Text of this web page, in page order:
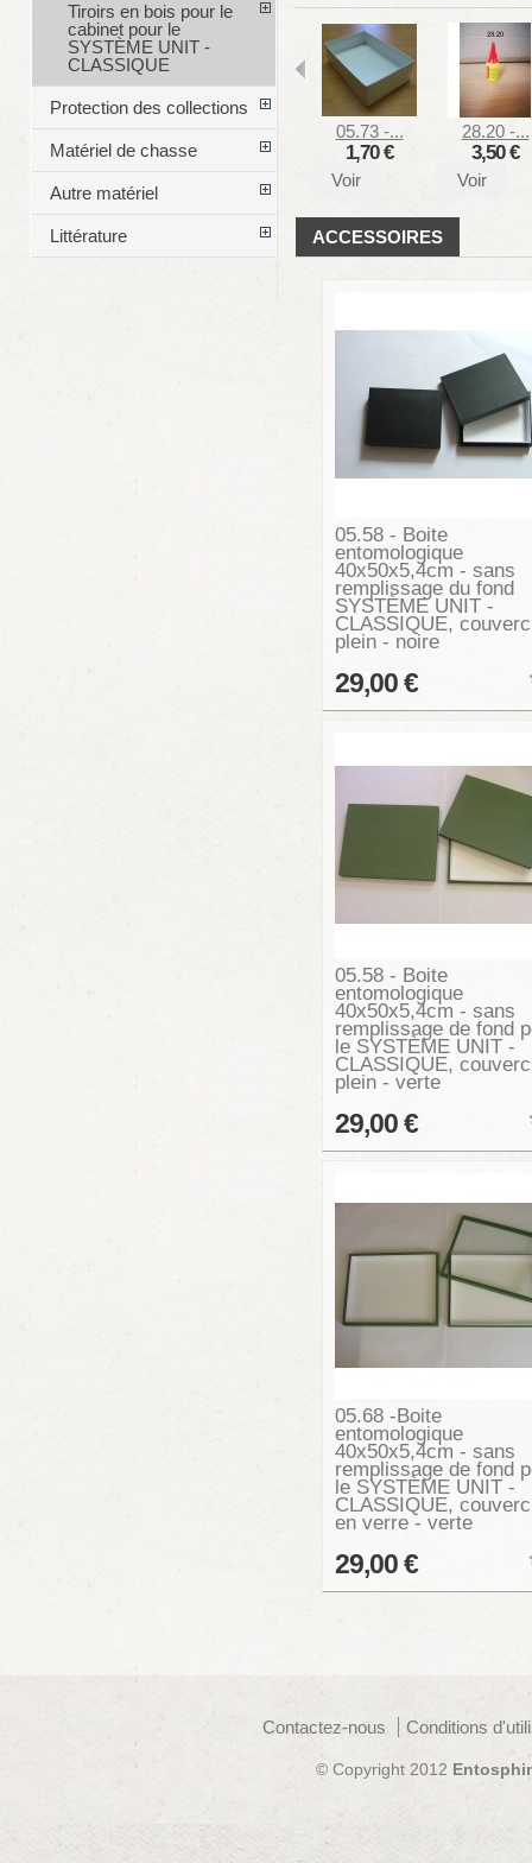
05.73 -...
1,70 €
Voir
28.20 -...
3,50 €
Voir
ACCESSOIRES
05.58 - Boite
entomologique
40x50x5,4cm - sans
remplissage du fond
SYSTÈME UNIT -
CLASSIQUE,
plein - noire
29,00 €
05.58 - Boite
entomologique
40x50x5,4cm - sans
remplissage de fond
le SYSTÈME UNIT -
CLASSIQUE,
plein - verte
29,00 €
05.68 -Boite
entomologique
40x50x5,4cm - sans
remplissage de fond
le SYSTÈME UNIT -
CLASSIQUE,
en verre - verte
29,00 €
Tiroirs en bois pour le
cabinet pour le
SYSTÈME UNIT -
CLASSIQUE
Protection des collections
Matériel de chasse
Autre matériel
Littérature
Contactez-nous Conditions
© Copyright 2012